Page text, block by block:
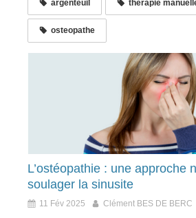
argenteuil therapie
osteopathe
L’ostéopathie : une approche
soulager la sinusite
11 Fév 2025 Clément BES DE BERC